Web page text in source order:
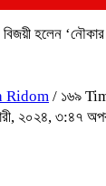
হলেন ‘নৌকার
Ridom / ১৬৯
২০২৪, ৩:৪৭